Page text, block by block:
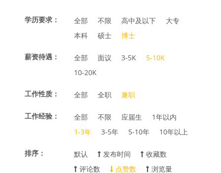
学历要求： 全部 不限 高中及以下
大专
本科
硕士 博士
薪资待遇： 全部 面议 3-5K
5-10K
10-20K
工作性质： 全部 全职 兼职
工作经验： 全部 不限 应届生
1年以内
1-3年
3-5年 5-10年 10年以上
排序： 默认 发布时间
收藏数
评论数
点赞数
浏览量